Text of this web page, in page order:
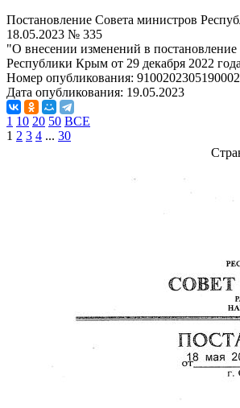
Постановление Совета министров
18.05.2023 № 335
"О внесении изменений в
Республики Крым от 29 декабря 2022
Номер опубликования: 9100202305190002
Дата опубликования: 19.05.2023
1 10 20 50 ВСЕ
1 2 3 4 ... 30